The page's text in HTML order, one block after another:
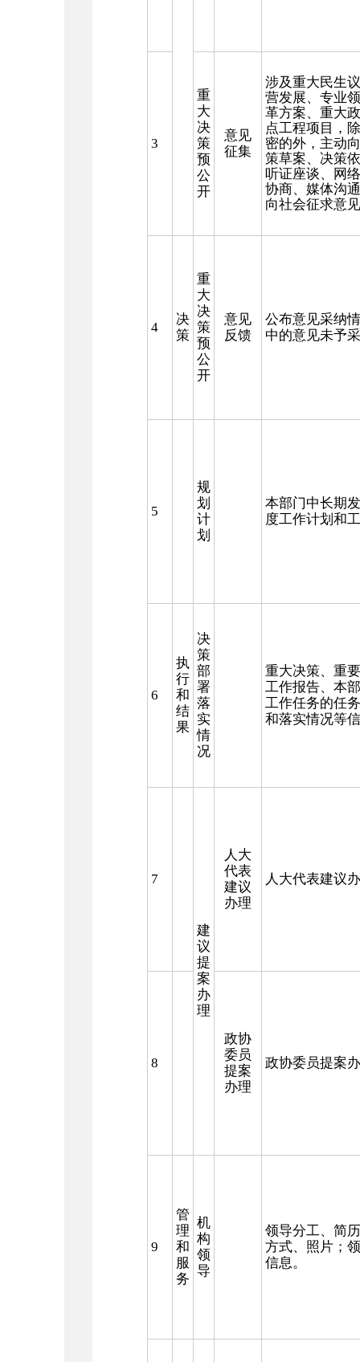
3
重
大
决
策
预
公
开
意见
征集
涉及重大民生
营发展、专业
革方案、重大
点工程项目，
密的外，主动
策草案、决策
听证座谈、网
协商、媒体沟
向社会征求意
4
决
策
重
大
决
策
预
公
开
意见
反馈
公布意见采纳
中的意见未予
5
规
划
计
划
本部门中长期
度工作计划和
6
执
行
和
结
果
决
策
部
署
落
实
情
况
重大决策、重
工作报告、 本
工作任务的任
和落实情况等
7
建
议
提
案
办
理
人大
代表
建议
办理
人大代表建议
8
政协
委员
提案
办理
政协委员提案
9
管
理
和
服
务
机
构
领
导
领导分工、简
方式、照片；
信息。